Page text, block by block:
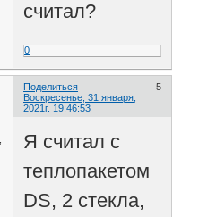
считал?
0
Поделиться
5
Воскресенье, 31 января,
2021г. 19:46:53
Я считал с
теплопакетом
DS, 2 стекла,